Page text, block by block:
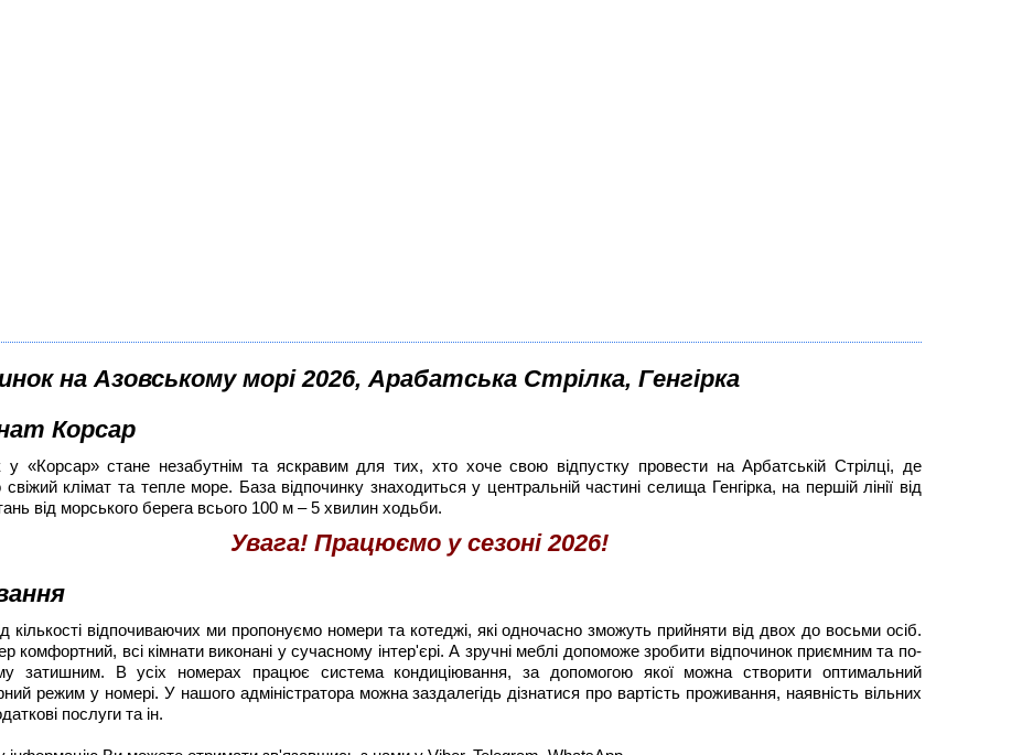
на Азовському морі 2026, Арабатська Стрілка, Генгірка
Корсар
у «Корсар» стане незабутнім та яскравим для тих, хто хоче свою відпустку провести на Арбатській Стрілці, де
свіжий клімат та тепле море. База відпочинку знаходиться у центральній частині селища Генгірка, на першій лінії від
від морського берега всього 100 м – 5 хвилин ходьби.
Увага! Працюємо у сезоні 2026!
кількості відпочиваючих ми пропонуємо номери та котеджі, які одночасно зможуть прийняти від двох до восьми осіб.
комфортний, всі кімнати виконані у сучасному інтер'єрі. А зручні меблі допоможе зробити відпочинок приємним та по-
затишним. В усіх номерах працює система кондиціювання, за допомогою якої можна створити оптимальний
режим у номері. У нашого адміністратора можна заздалегідь дізнатися про вартість проживання, наявність вільних
послуги та ін.